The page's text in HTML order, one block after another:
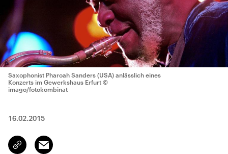
Saxophonist Pharoah Sanders (USA) anlässlich eines
Konzerts im Gewerkshaus Erfurt ©
imago/fotokombinat
16.02.2015
Link
kopieren/teilen
Email